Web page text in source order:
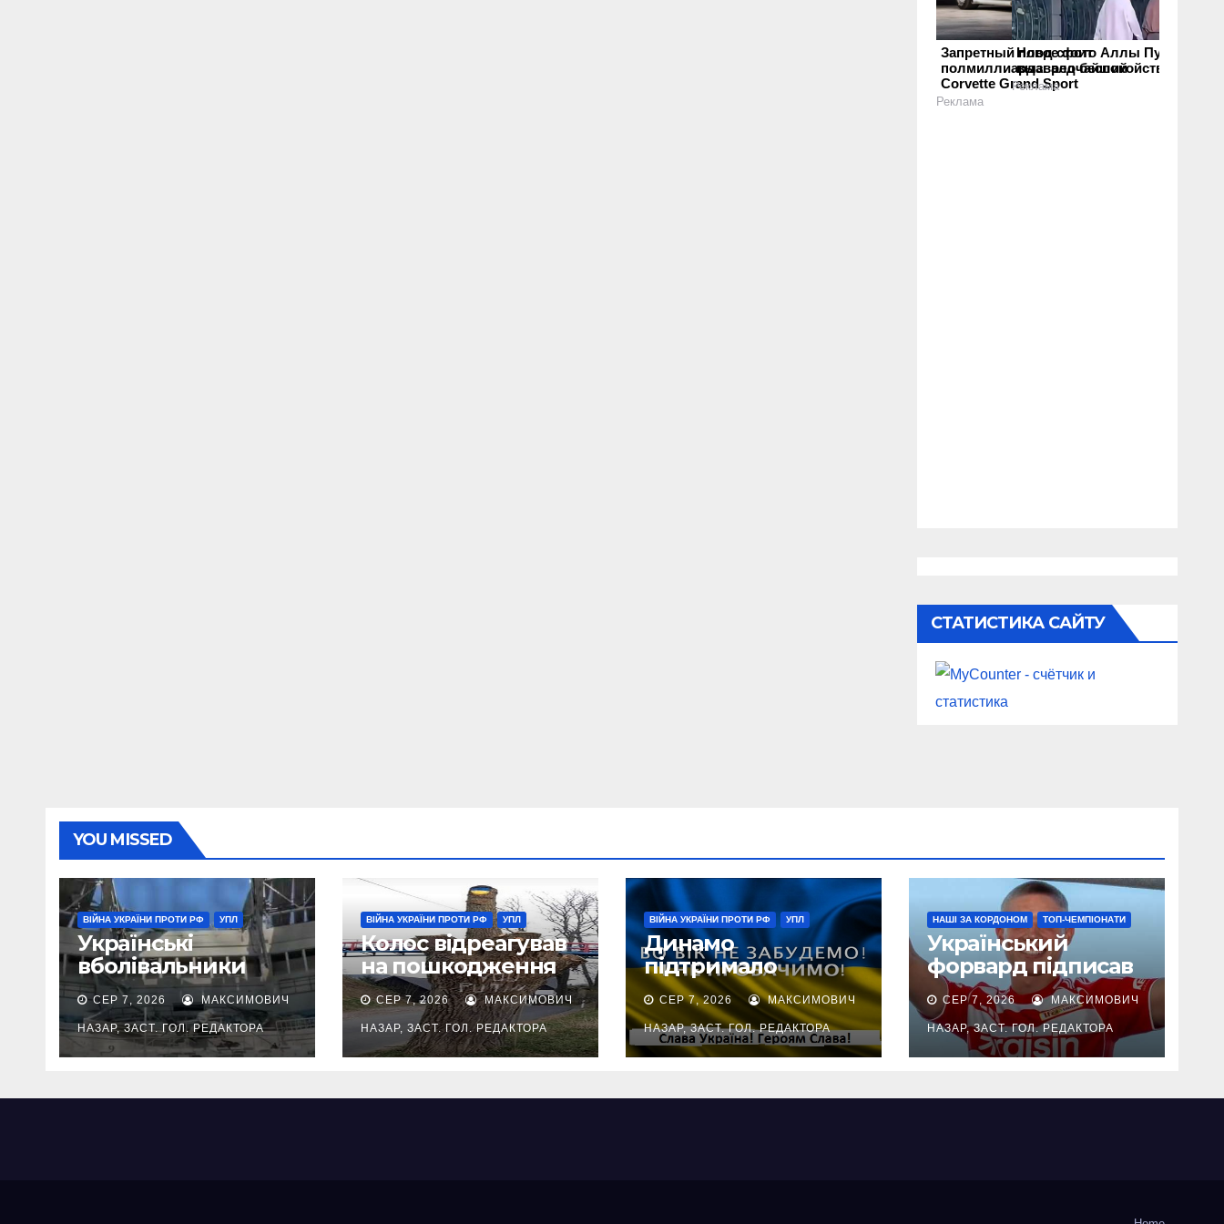
Запретный плод стоит
полмиллиарда: редчайший
Corvette Grand Sport
Реклама
Новое фото Аллы Пугачевой
вызвало беспокойство
Реклама
СТАТИСТИКА САЙТУ
YOU MISSED
ВІЙНА УКРАЇНИ ПРОТИ РФ УПЛ
Українські
вболівальники
підтримують
Чорноморець
після обстрілу
стадіону
СЕР 7, 2026 МАКСИМОВИЧ
НАЗАР, ЗАСТ. ГОЛ. РЕДАКТОРА
ВІЙНА УКРАЇНИ ПРОТИ РФ УПЛ
Колос відреагував
на пошкодження
стадіону
Чорноморця
СЕР 7, 2026 МАКСИМОВИЧ
НАЗАР, ЗАСТ. ГОЛ. РЕДАКТОРА
ВІЙНА УКРАЇНИ ПРОТИ РФ УПЛ
Динамо
підтримало
Чорноморець,
який постраждав
від атаки
недокраїни 404
СЕР 7, 2026 МАКСИМОВИЧ
НАЗАР, ЗАСТ. ГОЛ. РЕДАКТОРА
НАШІ ЗА КОРДОНОМ ТОП-ЧЕМПІОНАТИ
Український
форвард підписав
довгостроковий
контракт із клубом
Бундесліги
СЕР 7, 2026 МАКСИМОВИЧ
НАЗАР, ЗАСТ. ГОЛ. РЕДАКТОРА